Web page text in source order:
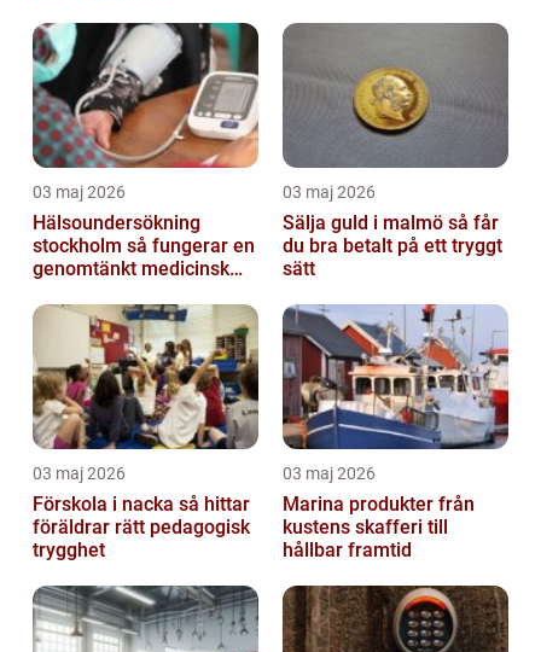
03 maj 2026
Hälsoundersökning
stockholm så fungerar en
genomtänkt medicinsk
03 maj 2026
Sälja guld i malmö så får
du bra betalt på ett tryggt
sätt
03 maj 2026
Förskola i nacka så hittar
föräldrar rätt pedagogisk
trygghet
03 maj 2026
Marina produkter från
kustens skafferi till
hållbar framtid